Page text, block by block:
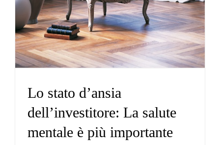
Parte 2
Net
Lo stato d’ansia
dell’investitore: La salute
mentale è più importante